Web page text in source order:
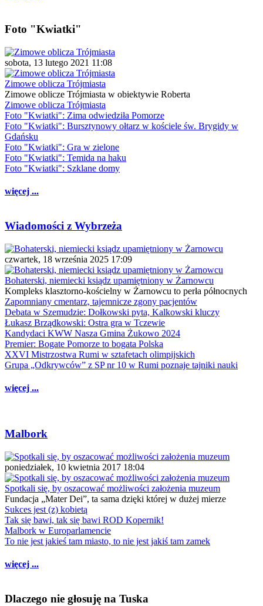
Foto "Kwiatki"
sobota, 13 lutego 2021 11:08
Zimowe oblicza Trójmiasta
Zimowe oblicze Trójmiasta w obiektywie Roberta
Zimowe oblicza Trójmiasta
Foto "Kwiatki": Zima odwiedziła Pomorze
Foto "Kwiatki": Bursztynowy ołtarz w kościele św. Brygidy w
Gdańsku
Foto "Kwiatki": Gra w zielone
Foto "Kwiatki": Temida na haku
Foto "Kwiatki": Szklane domy
więcej ...
Wiadomości z Wybrzeża
czwartek, 18 września 2025 17:09
Bohaterski, niemiecki ksiądz upamiętniony w Żarnowcu
Kompleks klasztorno-kościelny w Żarnowcu to perła północnych
Zapomniany cmentarz, tajemnicze zgony pacjentów
Debata w Szemudzie: Dołkowski pyta, Kalkowski kluczy
Łukasz Brządkowski: Ostra gra w Tczewie
Kandydaci KWW Nasza Gmina Żukowo 2024
Premier: Bogate Pomorze to bogata Polska
XXVI Mistrzostwa Rumi w sztafetach olimpijskich
Grupa „Odkrywców” z SP nr 10 w Rumi poznaje tajniki nauki
więcej ...
Malbork
poniedziałek, 10 kwietnia 2017 18:04
Spotkali się, by oszacować możliwości założenia muzeum
Fundacja „Mater Dei”, ta sama dzięki której w dużej mierze
Sukces jest (z) kobietą
Tak się bawi, tak się bawi ROD Kopernik!
Malbork w Europarlamencie
To nie jest jakieś tam miasto, to nie jest jakiś tam zamek
więcej ...
Dlaczego nie głosuję na Tuska